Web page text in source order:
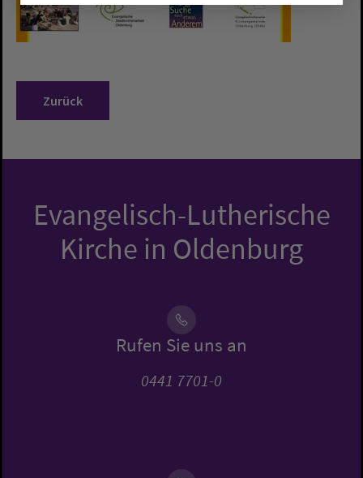
Zurück
Evangelisch-Lutherische
Kirche in Oldenburg
Rufen Sie uns an
0441 7701-0